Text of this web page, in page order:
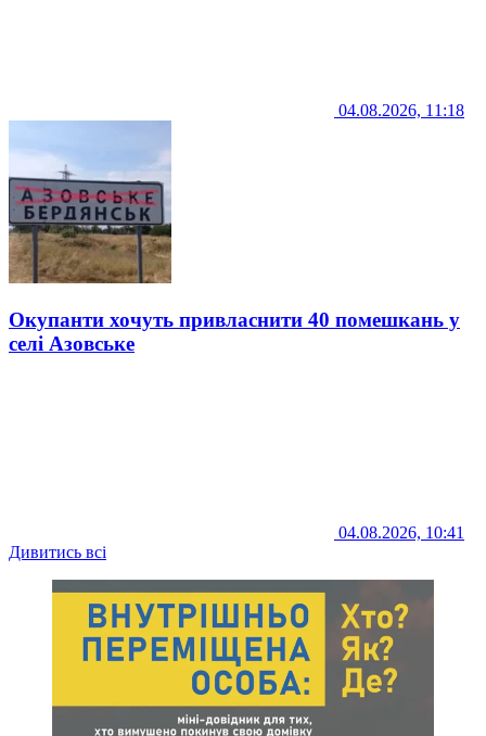
04.08.2026, 11:18
Окупанти хочуть привласнити 40 помешкань у
селі Азовське
04.08.2026, 10:41
Дивитись всі